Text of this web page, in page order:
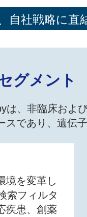
自社戦略に
グメント
は、非臨床およ
スであり、遺伝
境を変革し
索フィルタ
疾患、創薬